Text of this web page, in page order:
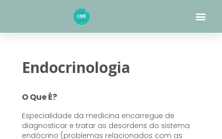
Endocrinologia
O Que É?
Especialidade da medicina encarregue de
diagnosticar e tratar as desordens do sistema
endócrino (problemas relacionados com as